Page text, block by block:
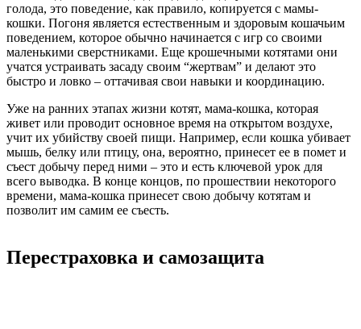
голода, это поведение, как правило, копируется с мамы-
кошки. Погоня является естественным и здоровым кошачьим
поведением, которое обычно начинается с игр со своими
маленькими сверстниками. Еще крошечными котятами они
учатся устраивать засаду своим “жертвам” и делают это
быстро и ловко – оттачивая свои навыки и координацию.
Уже на ранних этапах жизни котят, мама-кошка, которая
живет или проводит основное время на открытом воздухе,
учит их убийству своей пищи. Например, если кошка убивает
мышь, белку или птицу, она, вероятно, принесет ее в помет и
съест добычу перед ними – это и есть ключевой урок для
всего выводка. В конце концов, по прошествии некоторого
времени, мама-кошка принесет свою добычу котятам и
позволит им самим ее съесть.
Перестраховка и самозащита